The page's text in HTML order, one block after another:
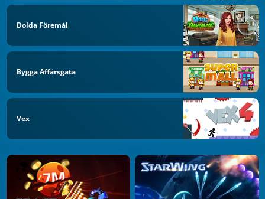
Dolda Föremål
Bygga Affärsgata
Vex